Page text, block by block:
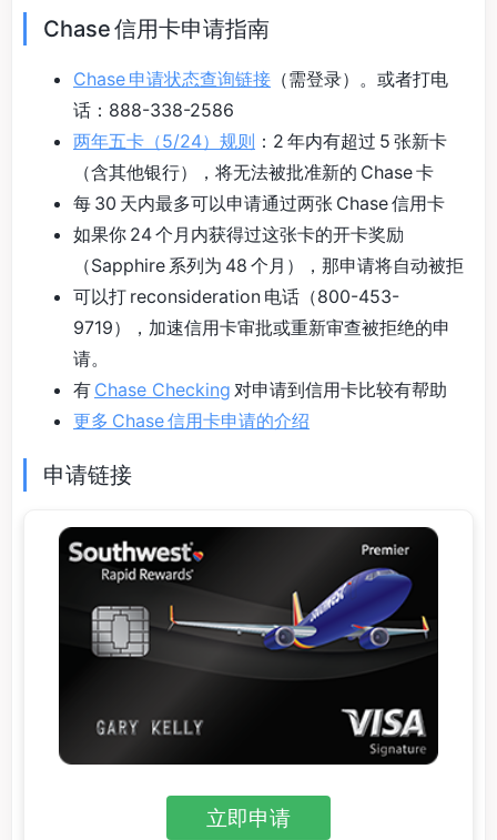
Chase 信用卡申请指南
Chase 申请状态查询链接 （需登录）。或者打电
话：888-338-2586
两年五卡（5/24）规则 ：2 年内有超过 5 张新卡
（含其他银行），将无法被批准新的 Chase 卡
每 30 天内最多可以申请通过两张 Chase 信用卡
如果你 24 个月内获得过这张卡的开卡奖励
（Sapphire 系列为 48 个月），那申请将自动被拒
可以打 reconsideration 电话（800-453-
9719），加速信用卡审批或重新审查被拒绝的申
请。
有 Chase Checking 对申请到信用卡比较有帮助
更多 Chase 信用卡申请的介绍
申请链接
立即申请